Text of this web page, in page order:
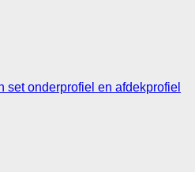
set onderprofiel en afdekprofiel